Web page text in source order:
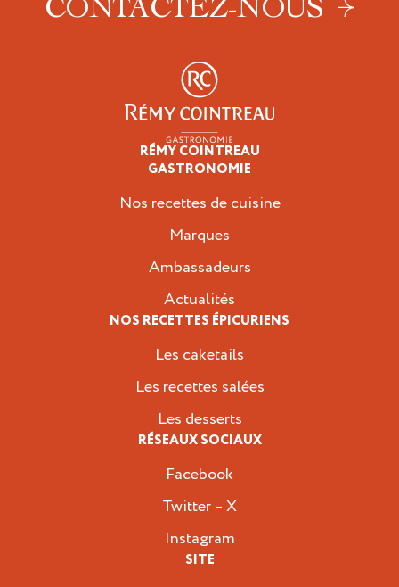
RÉMY COINTREAU
GASTRONOMIE
Nos recettes de cuisine
Marques
Ambassadeurs
Actualités
NOS RECETTES ÉPICURIENS
Les caketails
Les recettes salées
Les desserts
RÉSEAUX SOCIAUX
Facebook
Twitter – X
Instagram
SITE